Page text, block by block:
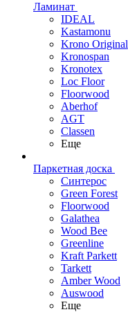
Ламинат
IDEAL
Kastamonu
Krono Original
Kronospan
Kronotex
Loc Floor
Floorwood
Aberhof
AGT
Classen
Еще
Паркетная доска
Синтерос
Green Forest
Floorwood
Galathea
Wood Bee
Greenline
Kraft Parkett
Tarkett
Amber Wood
Auswood
Еще